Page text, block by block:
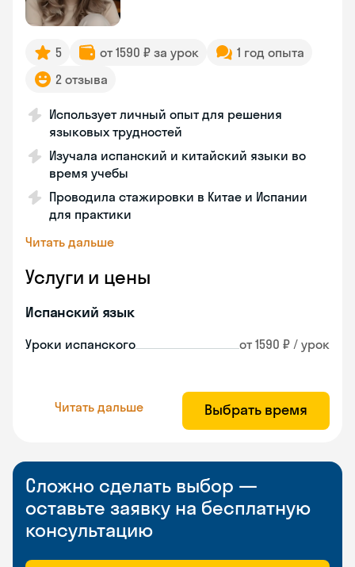
5 от 1590 ₽ за урок
1 год опыта
2 отзыва
Использует личный опыт для решения
языковых трудностей
Изучала испанский и китайский языки во
время учебы
Проводила стажировки в Китае и Испании
для практики
Читать дальше
Услуги и цены
Испанский язык
Уроки испанского от 1590 ₽ / урок
Читать дальше Выбрать время
Сложно сделать выбор —
оставьте заявку на бесплатную
консультацию